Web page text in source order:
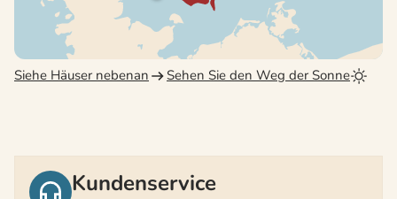
Siehe Häuser nebenan Sehen Sie den Weg der Sonne
Kundenservice